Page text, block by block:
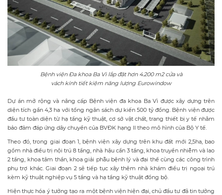
Bệnh viện Đa khoa Ba Vì lắp đặt hơn 4.200 m2 cửa và
vách kính tiết kiệm năng lượng Eurowindow
Dự án mở rộng và nâng cấp Bệnh viện đa khoa Ba Vì được xây dựng trên
diện tích gần 4,3 ha với tổng ngân sách dự kiến 500 tỷ đồng. Bệnh viện được
đầu tư toàn diện từ hạ tầng kỹ thuật, cơ sở vật chất, trang thiết bị y tế nhằm
bảo đảm đáp ứng dây chuyền của BVĐK hạng II theo mô hình của Bộ Y tế.
Theo đó, trong giai đoạn 1, bệnh viện xây dựng trên khu đất mới 2,5ha, bao
gồm nhà điều trị nội trú 8 tầng, nhà hậu cần 3 tầng, khoa truyền nhiễm và lao
2 tầng, khoa tâm thần, khoa giải phẫu bệnh lý và đại thể cùng các công trình
phụ trợ khác. Giai đoạn 2 sẽ tiếp tục xây thêm nhà khám điều trị ngoại trú
kèm kỹ thuật nghiệp vụ 5 tầng và hạ tầng kỹ thuật đồng bộ.
Hiện thực hóa ý tưởng tạo ra một bệnh viện hiện đại, chủ đầu tư đã tin tưởng